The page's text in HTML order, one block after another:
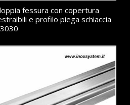
fessura con copertura
e profilo piega schiaccia